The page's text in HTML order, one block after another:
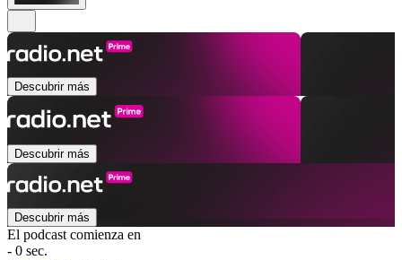
Descubrir más
Descubrir más
Descubrir más
El podcast comienza en
- 0 sec.